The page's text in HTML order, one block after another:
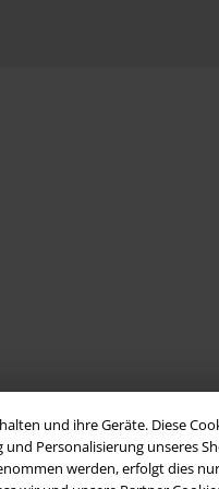
und ihre Geräte. Diese
Personalisierung unseres
werden, erfolgt dies